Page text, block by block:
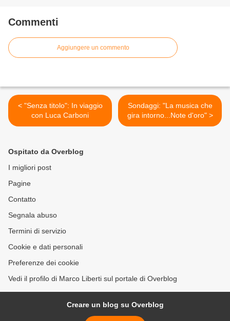
Commenti
Aggiungere un commento
< "Senza titolo": In viaggio
con Luca Carboni
Sondaggi: "La musica che
gira intorno...Note d'oro" >
Ospitato da Overblog
I migliori post
Pagine
Contatto
Segnala abuso
Termini di servizio
Cookie e dati personali
Preferenze dei cookie
Vedi il profilo di Marco Liberti sul portale di Overblog
Creare un blog su Overblog